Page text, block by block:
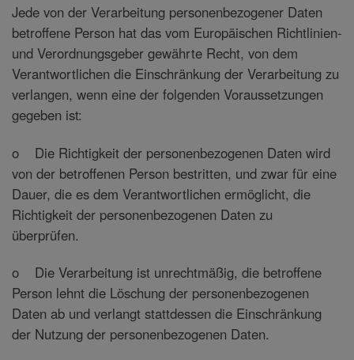
Jede von der Verarbeitung personenbezogener Daten
betroffene Person hat das vom Europäischen Richtlinien-
und Verordnungsgeber gewährte Recht, von dem
Verantwortlichen die Einschränkung der Verarbeitung zu
verlangen, wenn eine der folgenden Voraussetzungen
gegeben ist:
o Die Richtigkeit der personenbezogenen Daten wird
von der betroffenen Person bestritten, und zwar für eine
Dauer, die es dem Verantwortlichen ermöglicht, die
Richtigkeit der personenbezogenen Daten zu
überprüfen.
o Die Verarbeitung ist unrechtmäßig, die betroffene
Person lehnt die Löschung der personenbezogenen
Daten ab und verlangt stattdessen die Einschränkung
der Nutzung der personenbezogenen Daten.